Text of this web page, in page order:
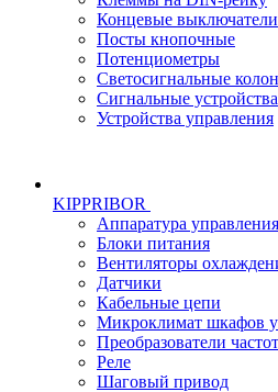
Концевые выключатели
Посты кнопочные
Потенциометры
Светосигнальные
Сигнальные устройства
Устройства управления
KIPPRIBOR
Аппаратура
Блоки питания
Вентиляторы
Датчики
Кабельные цепи
Микроклимат шкафов
Преобразователи
Реле
Шаговый привод